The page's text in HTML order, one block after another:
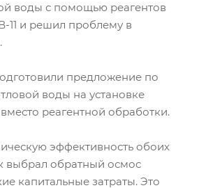
воды с помощью реагентов
и решил проблему в
предложение по
воды на установке
реагентной обработки.
эффективность обоих
выбрал обратный осмос
капитальные затраты. Это